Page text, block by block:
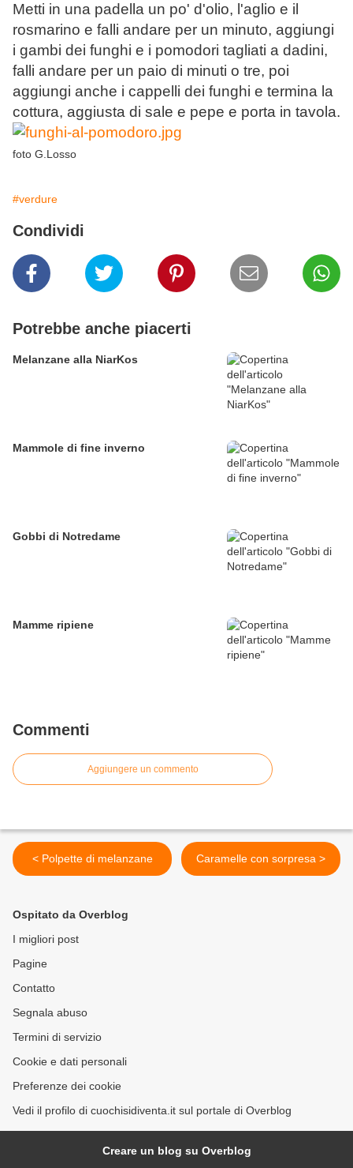
Metti in una padella un po' d'olio, l'aglio e il
rosmarino e falli andare per un minuto, aggiungi
i gambi dei funghi e i pomodori tagliati a dadini,
falli andare per un paio di minuti o tre, poi
aggiungi anche i cappelli dei funghi e termina la
cottura, aggiusta di sale e pepe e porta in tavola.
foto G.Losso
#verdure
Condividi
Potrebbe anche piacerti
Melanzane alla NiarKos
Mammole di fine inverno
Gobbi di Notredame
Mamme ripiene
Commenti
Aggiungere un commento
< Polpette di melanzane Caramelle con sorpresa >
Ospitato da Overblog
I migliori post
Pagine
Contatto
Segnala abuso
Termini di servizio
Cookie e dati personali
Preferenze dei cookie
Vedi il profilo di cuochisidiventa.it sul portale di Overblog
Creare un blog su Overblog